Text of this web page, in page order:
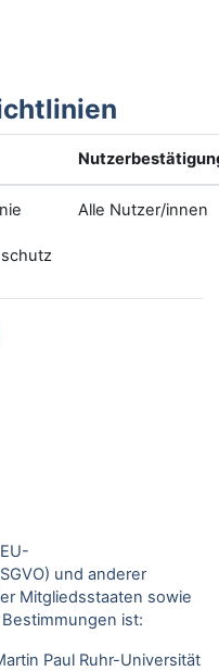
Alle Nutzer/innen
und anderer
Mitgliedsstaaten sowie
ist:
Paul Ruhr-Universität